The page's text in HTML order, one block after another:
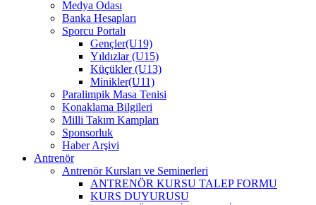
Medya Odası
Banka Hesapları
Sporcu Portalı
Gençler(U19)
Yıldızlar (U15)
Küçükler (U13)
Minikler(U11)
Paralimpik Masa Tenisi
Konaklama Bilgileri
Milli Takım Kampları
Sponsorluk
Haber Arşivi
Antrenör
Antrenör Kursları ve Seminerleri
ANTRENÖR KURSU TALEP FORMU
KURS DUYURUSU